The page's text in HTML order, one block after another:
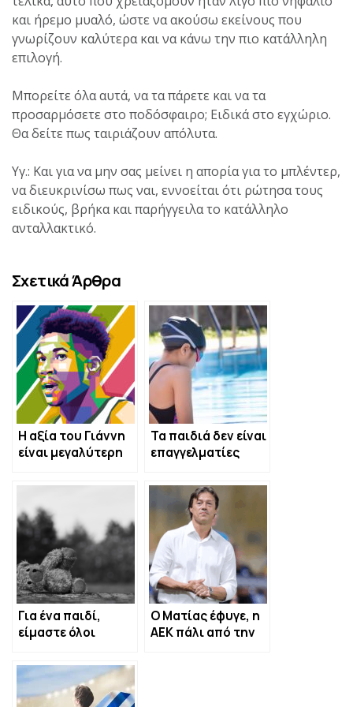
και ήρεμο μυαλό, ώστε να ακούσω εκείνους που
γνωρίζουν καλύτερα και να κάνω την πιο κατάλληλη
επιλογή.
Μπορείτε όλα αυτά, να τα πάρετε και να τα
προσαρμόσετε στο ποδόσφαιρο; Ειδικά στο εγχώριο.
Θα δείτε πως ταιριάζουν απόλυτα.
Υγ.: Και για να μην σας μείνει η απορία για το μπλέντερ,
να διευκρινίσω πως ναι, εννοείται ότι ρώτησα τους
ειδικούς, βρήκα και παρήγγειλα το κατάλληλο
ανταλλακτικό.
Σχετικά Άρθρα
Η αξία του Γιάννη
είναι μεγαλύτερη
Τα παιδιά δεν είναι
επαγγελματίες
και να παίξουν!
Για ένα παιδί,
είμαστε όλοι
Ο Ματίας έφυγε, η
ΑΕΚ πάλι από την